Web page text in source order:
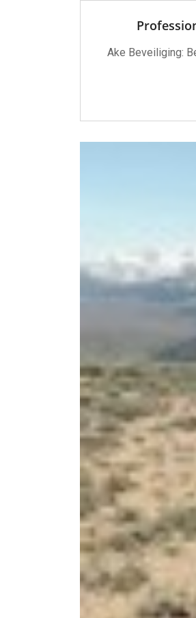
Ake Beveiliging: